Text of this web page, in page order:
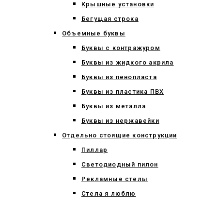
Крышные установки
Бегущая строка
Объемные буквы
Буквы с контражуром
Буквы из жидкого акрила
Буквы из пенопласта
Буквы из пластика ПВХ
Буквы из металла
Буквы из нержавейки
Отдельно стоящие конструкции
Пиллар
Светодиодный пилон
Рекламные стелы
Стела я люблю